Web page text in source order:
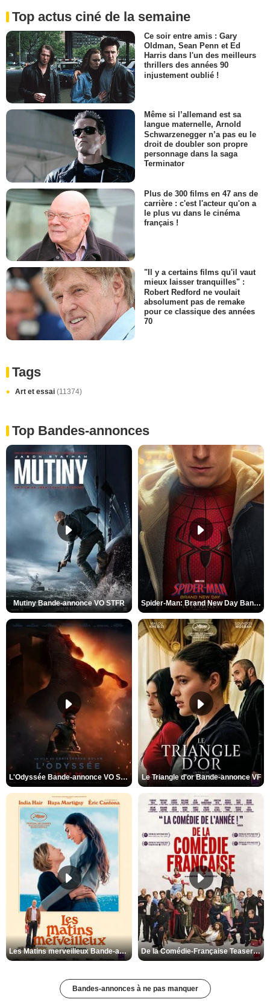
Top actus ciné de la semaine
Ce soir entre amis : Gary
Oldman, Sean Penn et Ed
Harris dans l'un des meilleurs
thrillers des années 90
injustement oublié !
Même si l’allemand est sa
langue maternelle, Arnold
Schwarzenegger n’a pas eu le
droit de doubler son propre
personnage dans la saga
Terminator
Plus de 300 films en 47 ans de
carrière : c'est l'acteur qu'on a
le plus vu dans le cinéma
français !
"Il y a certains films qu'il vaut
mieux laisser tranquilles" :
Robert Redford ne voulait
absolument pas de remake
pour ce classique des années
70
Tags
Art et essai (11374)
Top Bandes-annonces
Mutiny Bande-annonce VO STFR Spider-Man: Brand New Day Bande-annonce VO STFR
L'Odyssée Bande-annonce VO STFR Le Triangle d'or Bande-annonce VF
Les Matins merveilleux Bande-annonce VF De la Comédie-Française Teaser VF
Bandes-annonces à ne pas manquer